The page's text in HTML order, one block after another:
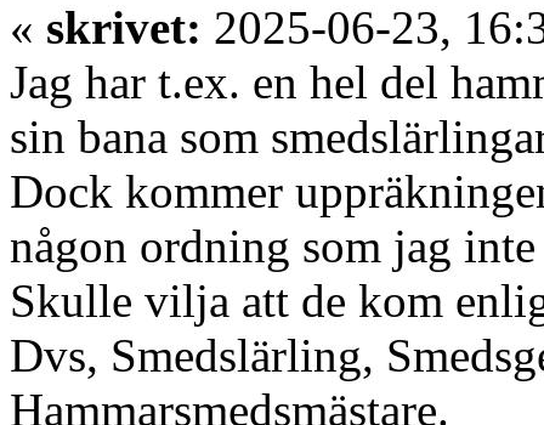
« skrivet: 2025-06-23,
Jag har t.ex. en hel del
sin bana som
Dock kommer
någon ordning som jag
Skulle vilja att de kom
Dvs, Smedslärling,
Hammarsmedsmästare.